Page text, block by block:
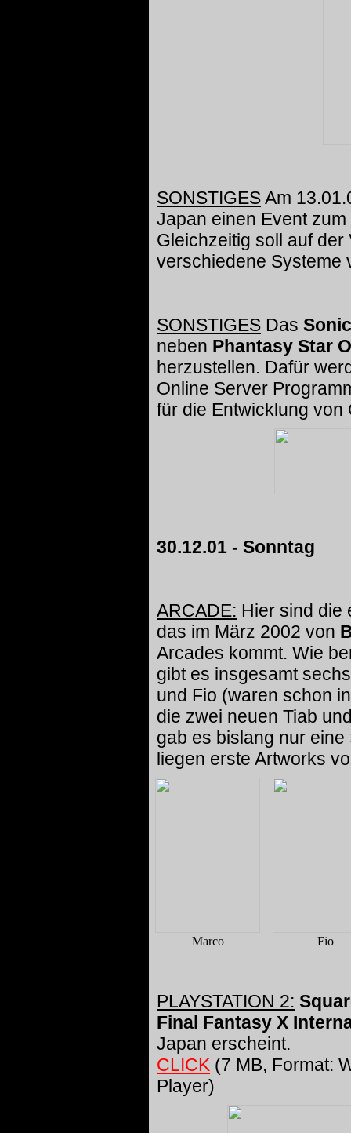
SONSTIGESAm
Japan einen Event
Gleichzeitig soll auf
verschiedene Systeme
SONSTIGES Das
neben Phantasy Star
herzustellen. Dafür
Online Server
für die Entwicklung
30.12.01 - Sonntag
ARCADE: Hier sind die
das im März 2002 von
Arcades kommt. Wie
gibt es insgesamt
und Fio (waren schon
die zwei neuen Tiab
gab es bislang nur
liegen erste Artworks
Marco Fio
PLAYSTATION 2:
Final Fantasy X
Japan erscheint.
CLICK (7 MB, Format:
Player)